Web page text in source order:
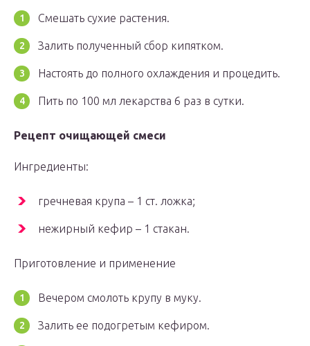
Смешать сухие растения.
Залить полученный сбор кипятком.
Настоять до полного охлаждения и процедить.
Пить по 100 мл лекарства 6 раз в сутки.
Рецепт очищающей смеси
Ингредиенты:
гречневая крупа – 1 ст. ложка;
нежирный кефир – 1 стакан.
Приготовление и применение
Вечером смолоть крупу в муку.
Залить ее подогретым кефиром.